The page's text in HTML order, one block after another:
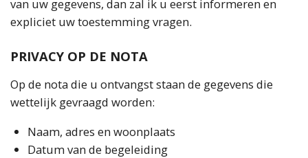
van uw gegevens, dan zal ik u eerst informeren en
expliciet uw toestemming vragen.
PRIVACY OP DE NOTA
Op de nota die u ontvangst staan de gegevens die
wettelijk gevraagd worden:
Naam, adres en woonplaats
Datum van de begeleiding